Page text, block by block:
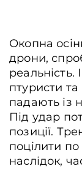
Про нас
Підтримати
Команда
Контакти
Співпраця
Медіакіт
Окопна
дрони,
реальність.
птуристи та
падають із
Під удар
позиції.
поцілити
наслідок,